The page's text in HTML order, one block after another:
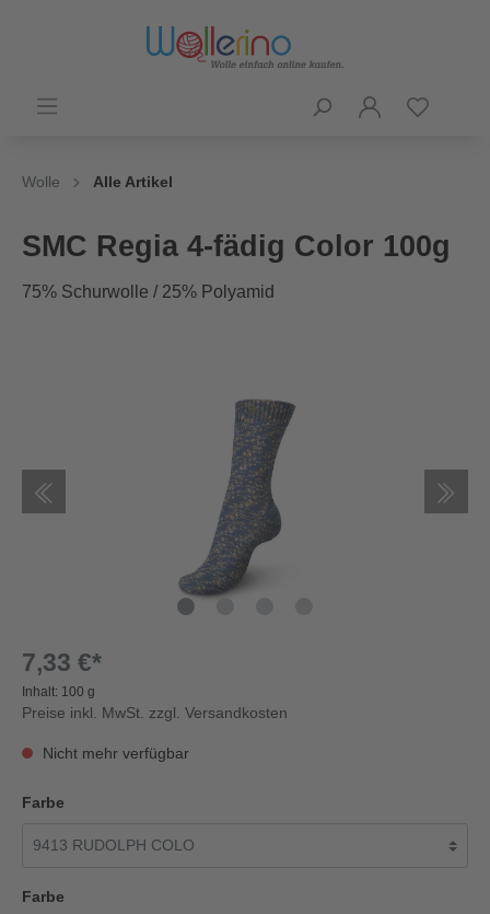
Wolle Alle Artikel
SMC Regia 4-fädig Color 100g
75% Schurwolle / 25% Polyamid
7,33 €*
Inhalt: 100 g
Preise inkl. MwSt. zzgl. Versandkosten
Nicht mehr verfügbar
Farbe
Farbe